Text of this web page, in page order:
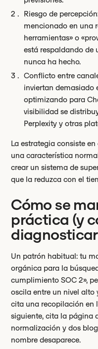
Riesgo de
mencionado en una
herramientas» o
está respaldando de
nunca ha hecho.
Conflicto entre
inviertan demasiado
optimizando para
visibilidad se
Perplexity y otras
La estrategia consiste
una característica
crear un sistema de
que la reduzca con el
Cómo se
práctica (y
Un patrón habitual: tu
orgánica para la
cumplimiento SOC 2»,
oscila entre un nivel alto
cita una recopilación en
siguiente, cita la página
normalización y dos
nombre desaparece.